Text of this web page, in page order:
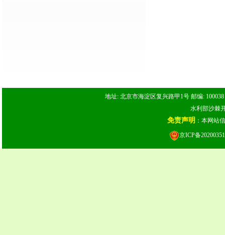
地址: 北京市海淀区复兴路甲1号 邮编:
水利部沙棘
免责声明 ：本网站
京ICP备